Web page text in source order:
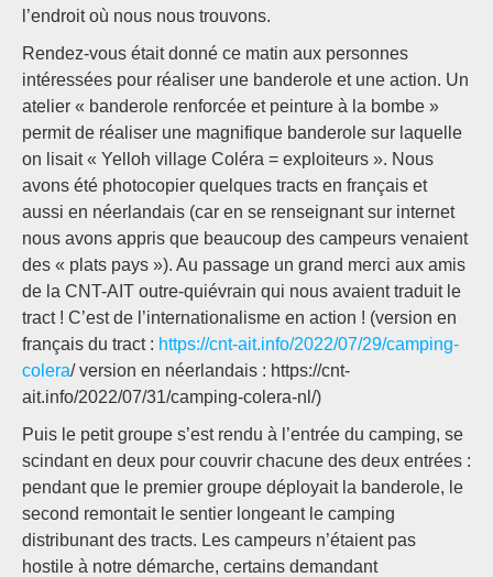
l’endroit où nous nous trouvons.
Rendez-vous était donné ce matin aux personnes
intéressées pour réaliser une banderole et une action. Un
atelier « banderole renforcée et peinture à la bombe »
permit de réaliser une magnifique banderole sur laquelle
on lisait « Yelloh village Coléra = exploiteurs ». Nous
avons été photocopier quelques tracts en français et
aussi en néerlandais (car en se renseignant sur internet
nous avons appris que beaucoup des campeurs venaient
des « plats pays »). Au passage un grand merci aux amis
de la CNT-AIT outre-quiévrain qui nous avaient traduit le
tract ! C’est de l’internationalisme en action ! (version en
français du tract : https://cnt-ait.info/2022/07/29/camping-
colera/ version en néerlandais : https://cnt-
ait.info/2022/07/31/camping-colera-nl/)
Puis le petit groupe s’est rendu à l’entrée du camping, se
scindant en deux pour couvrir chacune des deux entrées :
pendant que le premier groupe déployait la banderole, le
second remontait le sentier longeant le camping
distribunant des tracts. Les campeurs n’étaient pas
hostile à notre démarche, certains demandant